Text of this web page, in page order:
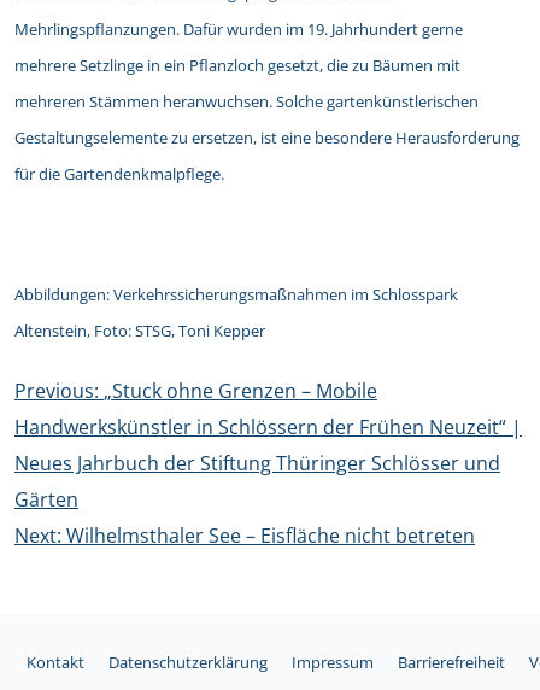
Mehrlingspflanzungen. Dafür wurden im 19. Jahrhundert gerne
mehrere Setzlinge in ein Pflanzloch gesetzt, die zu Bäumen mit
mehreren Stämmen heranwuchsen. Solche gartenkünstlerischen
Gestaltungselemente zu ersetzen, ist eine besondere Herausforderung
für die Gartendenkmalpflege.
Abbildungen: Verkehrssicherungsmaßnahmen im Schlosspark
Altenstein, Foto: STSG, Toni Kepper
Beitragsnavigation
Previous: „Stuck ohne Grenzen – Mobile
Handwerkskünstler in Schlössern der Frühen Neuzeit“ |
Neues Jahrbuch der Stiftung Thüringer Schlösser und
Gärten
Next: Wilhelmsthaler See – Eisfläche nicht betreten
Kontakt Datenschutzerklärung Impressum Barrierefreiheit